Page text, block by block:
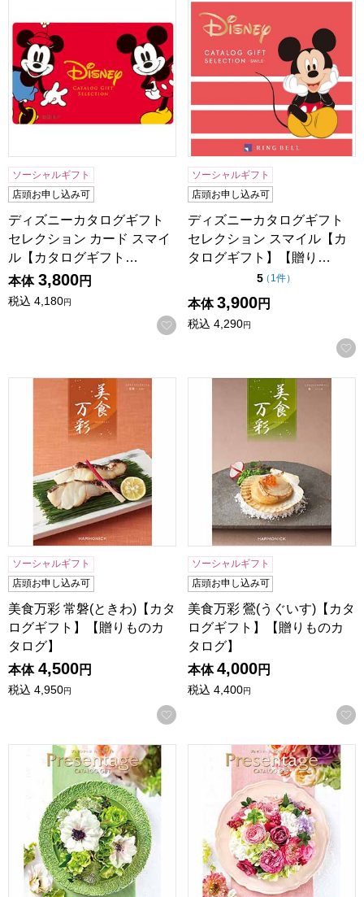
ソーシャルギフト
店頭お申し込み可
ディズニーカタログギフト
セレクション カード スマイ
ル【カタログギフト…
本体 3,800円
税込 4,180円
お気に入りに登録する
ソーシャルギフト
店頭お申し込み可
ディズニーカタログギフト
セレクション スマイル【カ
タログギフト】【贈り…
5点（5点満点中）
（ 1件の評価
）
本体 3,900円
税込 4,290円
美食万彩 常磐(ときわ)【カタログギフト】【贈りものカタロ
ソーシャルギフト
店頭お申し込み可
美食万彩 常磐(ときわ)【カタ
ログギフト】【贈りものカ
タログ】
本体 4,500円
税込 4,950円
お気に入りに登録する
美食万彩 鶯(うぐいす)【カ
ソーシャルギフト
店頭お申し込み可
美食万彩 鶯(うぐいす)【カタ
ログギフト】【贈りものカ
タログ】
本体 4,000円
税込 4,400円
プレゼンテージ ジャズ【カタログギフト】【贈りものカタ
プレゼンテージ ギャロップ